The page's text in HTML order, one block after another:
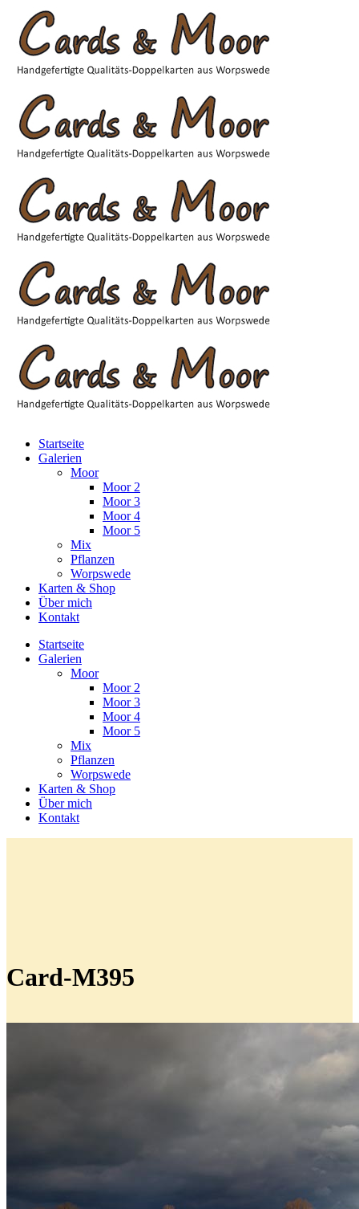
Startseite
Galerien
Moor
Moor 2
Moor 3
Moor 4
Moor 5
Mix
Pflanzen
Worpswede
Karten & Shop
Über mich
Kontakt
Startseite
Galerien
Moor
Moor 2
Moor 3
Moor 4
Moor 5
Mix
Pflanzen
Worpswede
Karten & Shop
Über mich
Kontakt
Card-M395